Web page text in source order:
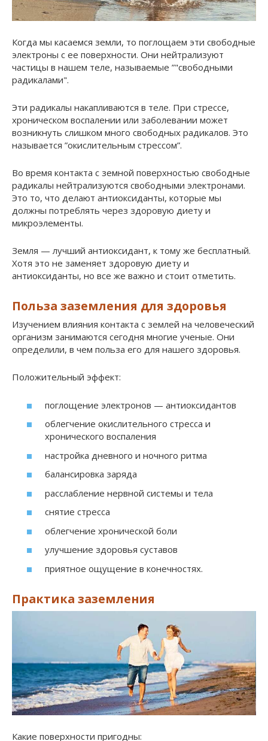
Когда мы касаемся земли, то поглощаем эти свободные
электроны с ее поверхности. Они нейтрализуют
частицы в нашем теле, называемые ”"свободными
радикалами".
Эти радикалы накапливаются в теле. При стрессе,
хроническом воспалении или заболевании может
возникнуть слишком много свободных радикалов. Это
называется ”окислительным стрессом”.
Во время контакта с земной поверхностью свободные
радикалы нейтрализуются свободными электронами.
Это то, что делают антиоксиданты, которые мы
должны потреблять через здоровую диету и
микроэлементы.
Земля — лучший антиоксидант, к тому же бесплатный.
Хотя это не заменяет здоровую диету и
антиоксиданты, но все же важно и стоит отметить.
Польза заземления для здоровья
Изучением влияния контакта с землей на человеческий
организм занимаются сегодня многие ученые. Они
определили, в чем польза его для нашего здоровья.
Положительный эффект:
поглощение электронов — антиоксидантов
облегчение окислительного стресса и
хронического воспаления
настройка дневного и ночного ритма
балансировка заряда
расслабление нервной системы и тела
снятие стресса
облегчение хронической боли
улучшение здоровья суставов
приятное ощущение в конечностях.
Практика заземления
Какие поверхности пригодны: